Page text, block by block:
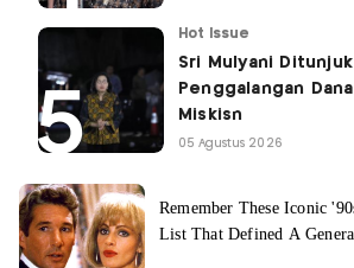
Hot Issue
Sri Mulyani
Penggalangan
Miskisn
05 Agustus 2026